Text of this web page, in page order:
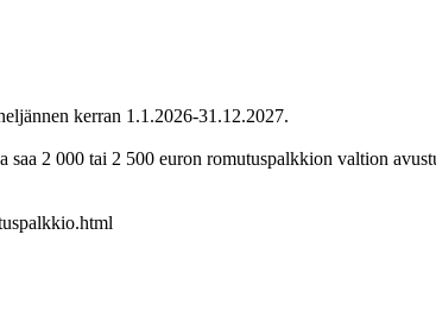
kerran 1.1.2026-31.12.2027.
2 000 tai 2 500 euron romutuspalkkion valtion